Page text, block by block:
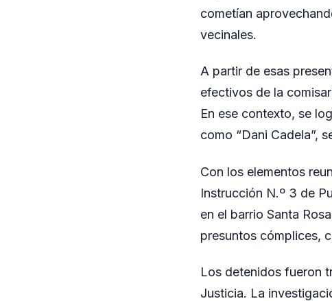
cometían
vecinales.
A partir de esas
efectivos de la
En ese contexto, se
como “Dani Cadela”,
Con los elementos
Instrucción N.º 3 de
en el barrio Santa
presuntos cómplices,
Los detenidos fueron
Justicia. La